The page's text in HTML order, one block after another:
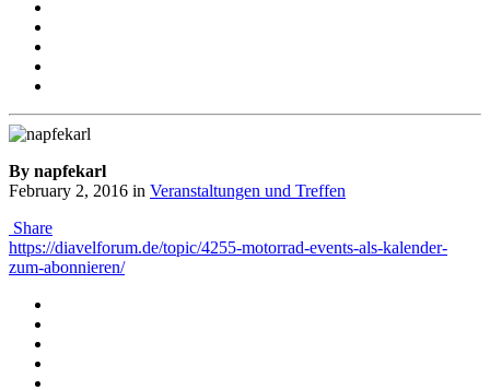
By napfekarl
February 2, 2016 in Veranstaltungen und Treffen
Share
https://diavelforum.de/topic/4255-motorrad-events-als-kalender-
zum-abonnieren/